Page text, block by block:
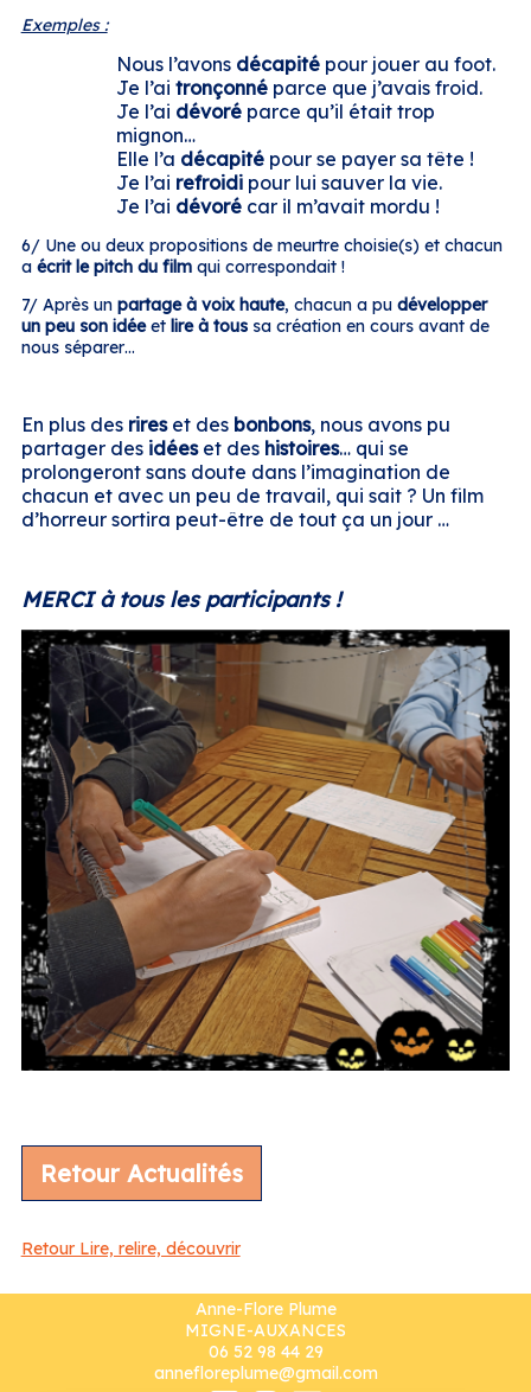
Exemples :
Nous l’avons décapité pour jouer au foot.
Je l’ai tronçonné parce que j’avais froid.
Je l’ai dévoré parce qu’il était trop
mignon…
Elle l’a décapitépour se payer sa tête !
Je l’ai refroidi pour lui sauver la vie.
Je l’ai dévoré car il m’avait mordu !
6/ Une ou deux propositions de meurtre choisie(s) et chacun
a écrit le pitch du film qui correspondait !
7/ Après un partage à voix haute, chacun a pu développer
un peu son idéeet lire à toussa création en cours avant de
nous séparer…
En plus des rires et des bonbons, nous avons pu
partager des idées et des histoires… qui se
prolongeront sans doute dans l’imagination de
chacun et avec un peu de travail, qui sait ? Un film
d’horreur sortira peut-être de tout ça un jour …
MERCI à tous les participants !
Retour Actualités
Retour Lire, relire, découvrir
Anne-Flore Plume
MIGNE-AUXANCES
06 52 98 44 29
annefloreplume@gmail.com